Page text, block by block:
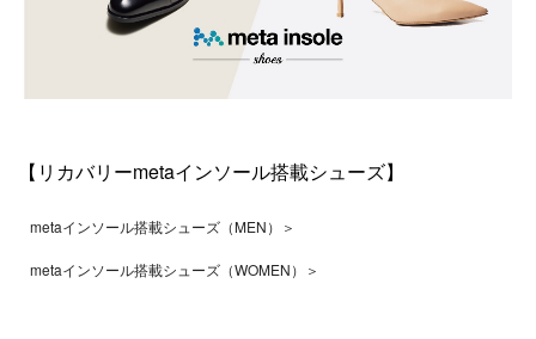
【リカバリーmetaインソール搭載シューズ】
metaインソール搭載シューズ（MEN）＞
metaインソール搭載シューズ（WOMEN）＞